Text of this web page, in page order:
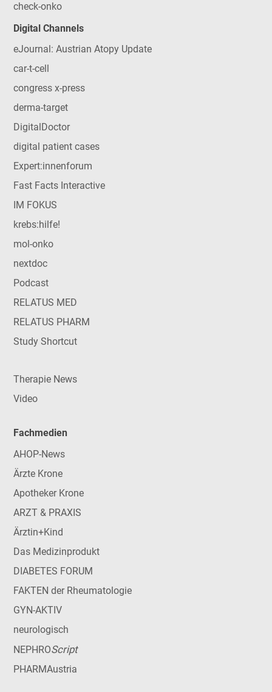
check-onko
Digital Channels
eJournal: Austrian Atopy Update
car-t-cell
congress x-press
derma-target
DigitalDoctor
digital patient cases
Expert:innenforum
Fast Facts Interactive
IM FOKUS
krebs:hilfe!
mol-onko
nextdoc
Podcast
RELATUS MED
RELATUS PHARM
Study Shortcut
Therapie News
Video
Fachmedien
AHOP-News
Ärzte Krone
Apotheker Krone
ARZT & PRAXIS
Ärztin+Kind
Das Medizinprodukt
DIABETES FORUM
FAKTEN der Rheumatologie
GYN-AKTIV
neurologisch
NEPHROScript
PHARMAustria